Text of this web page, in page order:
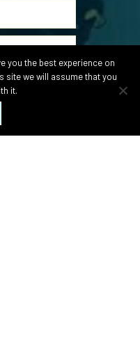
you the best experience on
site we will assume that you
it.